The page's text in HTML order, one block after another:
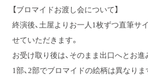
【ブロマイドお渡し会について】
終演後、土屋よりお一人1枚ずつ直筆サ
せていただきます。
お受け取り後は、そのまま出口へとお進
1部、2部でブロマイドの絵柄は異なりま